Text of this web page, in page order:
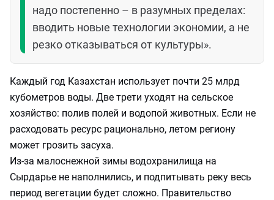
надо постепенно – в разумных пределах:
вводить новые технологии экономии, а не
резко отказываться от культуры».
Каждый год Казахстан использует почти 25 млрд
кубометров воды. Две трети уходят на сельское
хозяйство: полив полей и водопой животных. Если не
расходовать ресурс рационально, летом региону
может грозить засуха.
Из-за малоснежной зимы водохранилища на
Сырдарье не наполнились, и подпитывать реку весь
период вегетации будет сложно. Правительство